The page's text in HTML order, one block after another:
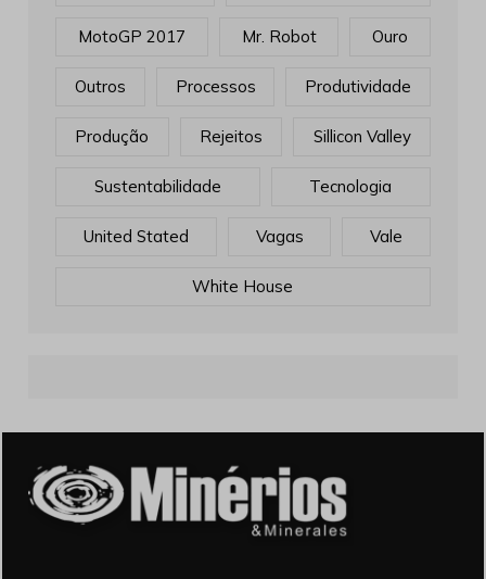
MotoGP 2017 Mr. Robot Ouro
Outros Processos Produtividade
Produção Rejeitos Sillicon Valley
Sustentabilidade Tecnologia
United Stated Vagas Vale
White House